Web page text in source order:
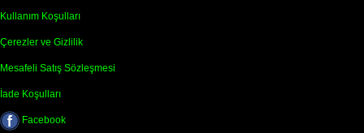
Kullanım Koşulları
Çerezler ve Gizlilik
Mesafeli Satış Sözleşmesi
İade Koşulları
Facebook